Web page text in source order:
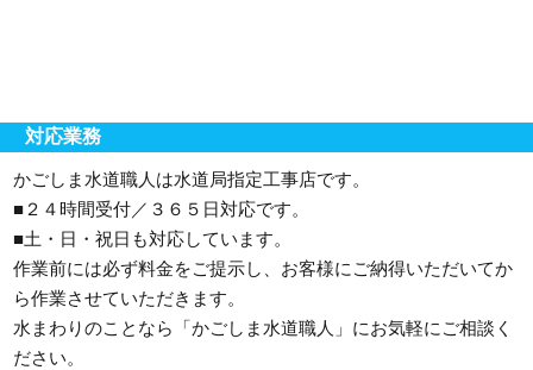
対応業務
かごしま水道職人は水道局指定工事店です。
■２４時間受付／３６５日対応です。
■土・日・祝日も対応しています。
作業前には必ず料金をご提示し、お客様にご納得いただいてか
ら作業させていただきます。
水まわりのことなら「かごしま水道職人」にお気軽にご相談く
ださい。